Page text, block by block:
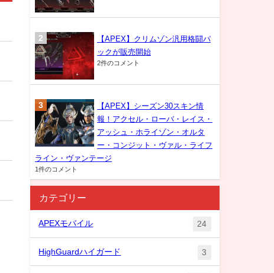
【APEX】クリムゾン汎用格闘パ
ックが販売開始
2件のコメント
【APEX】シーズン30スキン情
報！アクセル・ローバ・レイス・
アッシュ・ホライゾン・オルタ
ー・コンジット・ヴァル・ライフ
ライン・ヴァンテージ
1件のコメント
カテゴリー
APEXモバイル 24
HighGuardハイガード 3